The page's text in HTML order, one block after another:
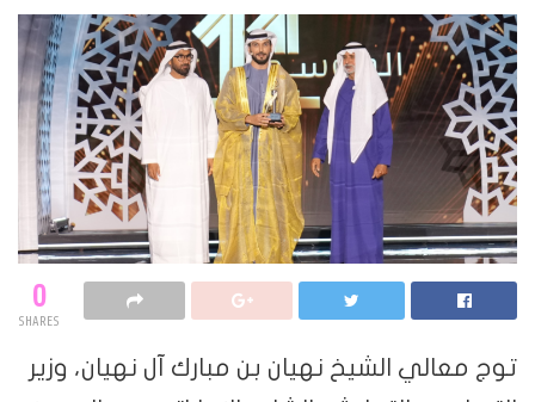
0
SHARES
توج معالي الشيخ نهيان بن مبارك آل نهيان، وزير